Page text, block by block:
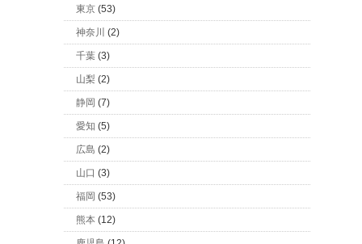
東京 (53)
神奈川 (2)
千葉 (3)
山梨 (2)
静岡 (7)
愛知 (5)
広島 (2)
山口 (3)
福岡 (53)
熊本 (12)